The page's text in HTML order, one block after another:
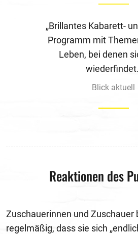
„Brillantes Kabarett-
Programm mit
Leben, bei denen
Blick aktuell
Reaktionen des
Zuschauerinnen und Zuschauer
regelmäßig, dass sie sich